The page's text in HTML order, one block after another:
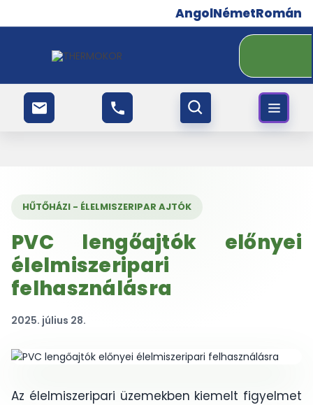
AngolNémetRomán
HŰTŐHÁZI - ÉLELMISZERIPAR AJTÓK
PVC lengőajtók előnyei
élelmiszeripari
felhasználásra
2025. július 28.
Az élelmiszeripari üzemekben kiemelt figyelmet